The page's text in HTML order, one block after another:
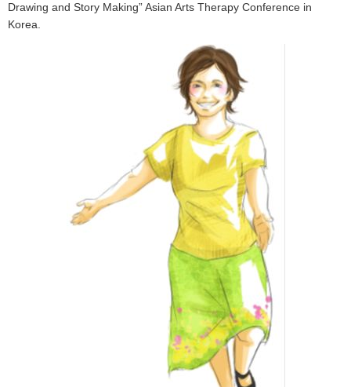
Drawing and Story Making” Asian Arts Therapy Conference in
Korea.